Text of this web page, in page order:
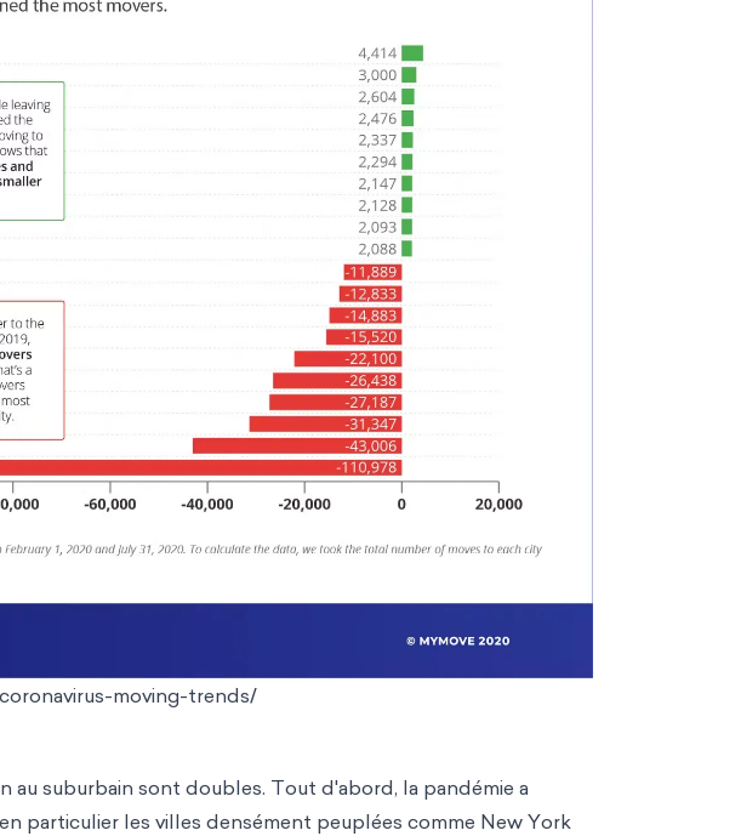
moving-trends/
au suburbain sont doubles. Tout d'abord, la pandémie a
particulier les villes densément peuplées comme New York